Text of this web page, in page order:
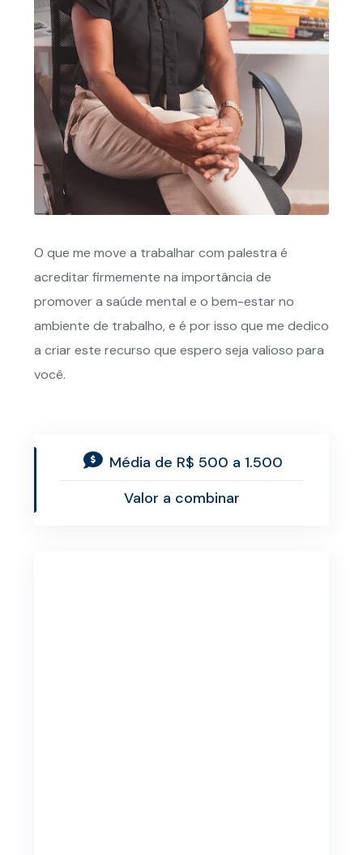
O que me move a trabalhar com palestra é
acreditar firmemente na importância de
promover a saúde mental e o bem-estar no
ambiente de trabalho, e é por isso que me dedico
a criar este recurso que espero seja valioso para
você.
Média de R$ 500 a 1.500
Valor a combinar